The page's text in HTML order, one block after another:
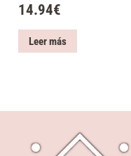
14.94€
Leer más